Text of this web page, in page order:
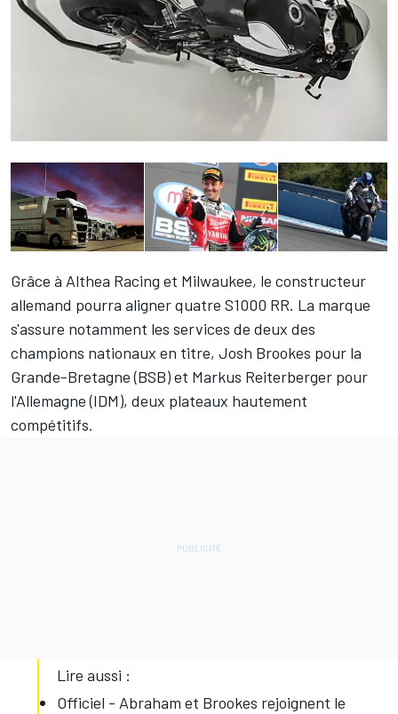
Grâce à Althea Racing et Milwaukee, le constructeur
allemand pourra aligner quatre S1000 RR. La marque
s'assure notamment les services de deux des
champions nationaux en titre, Josh Brookes pour la
Grande-Bretagne (BSB) et Markus Reiterberger pour
l'Allemagne (IDM), deux plateaux hautement
compétitifs.
Lire aussi :
Officiel - Abraham et Brookes rejoignent le